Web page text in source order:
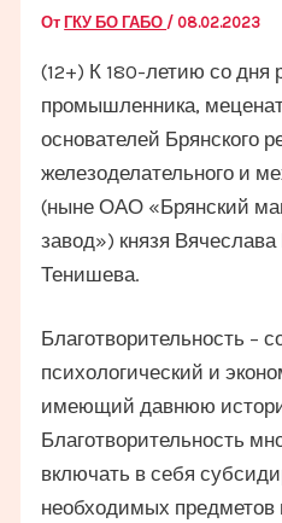
ОтГКУ БО ГАБО / 08.02.2023
(12+) К 180-летию со дня
промышленника,
основателей Брянского
железоделательного и
(ныне ОАО «Брянский
завод») князя
Тенишева.
Благотворительность –
психологический и
имеющий давнюю
Благотворительность
включать в себя
необходимых предметов